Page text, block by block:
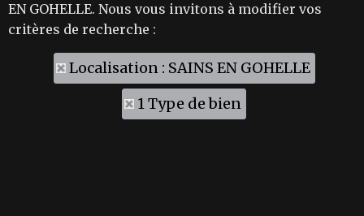
EN GOHELLE. Nous vous invitons à modifier vos
critères de recherche :
Localisation : SAINS EN GOHELLE
1 Type de bien